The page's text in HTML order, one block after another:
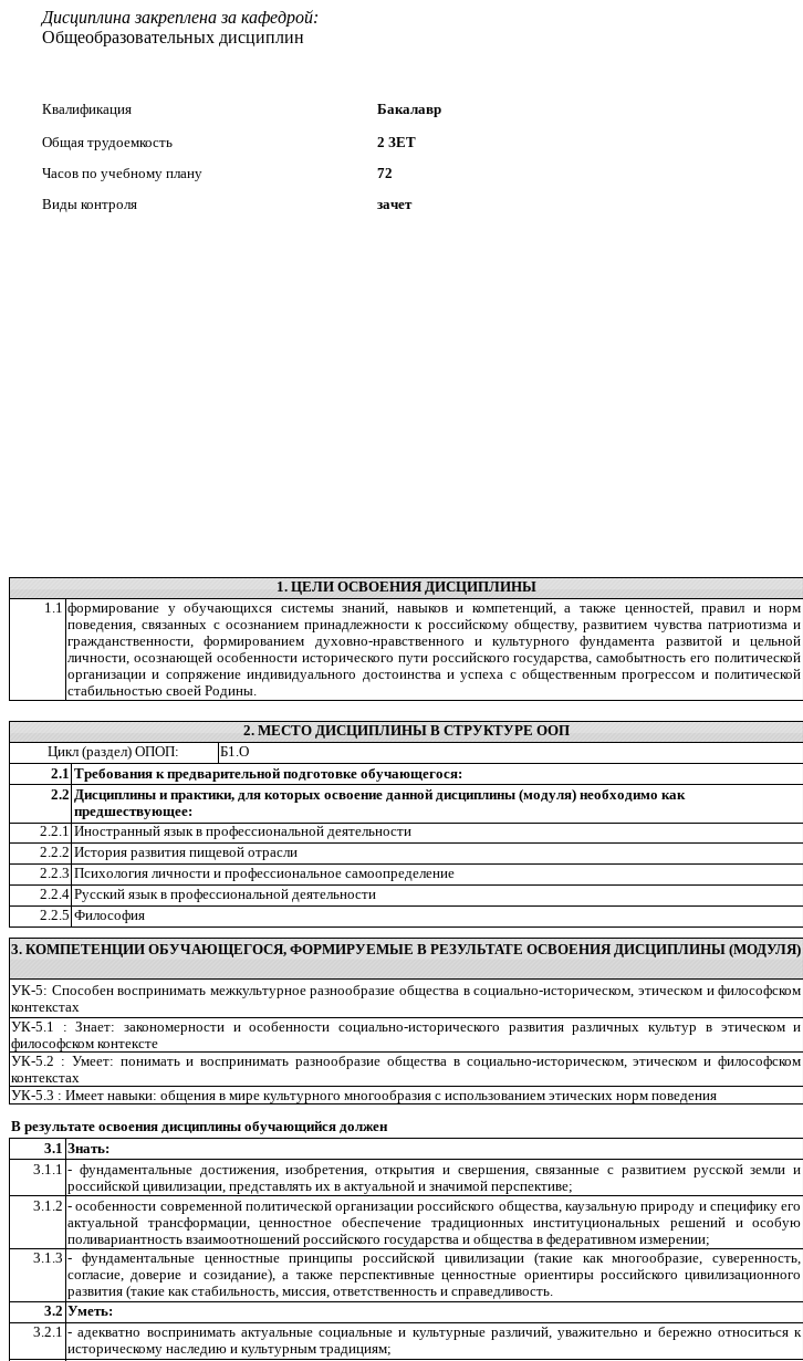
зачет
Виды контроля
Общая трудоемкость
Часов по учебному плану
2 ЗЕТ
Квалификация Бакалавр
72
Дисциплина закреплена за кафедрой:
Общеобразовательных дисциплин
1. ЦЕЛИ ОСВОЕНИЯ ДИСЦИПЛИНЫ
1.1 формирование у обучающихся системы знаний, навыков и компетенций, а также ценностей, правил и норм
поведения, связанных с осознанием принадлежности к российскому обществу, развитием чувства патриотизма и
гражданственности, формированием духовно-нравственного и культурного фундамента развитой и цельной
личности, осознающей особенности исторического пути российского государства, самобытность его политической
организации и сопряжение индивидуального достоинства и успеха с общественным прогрессом и политической
стабильностью своей Родины.
2. МЕСТО ДИСЦИПЛИНЫ В СТРУКТУРЕ ООП
Цикл (раздел) ОПОП:
Б1.О
2.1 Требования к предварительной подготовке обучающегося:
2.2 Дисциплины и практики, для которых освоение данной дисциплины (модуля) необходимо как
предшествующее:
2.2.1 Иностранный язык в профессиональной деятельности
2.2.2 История развития пищевой отрасли
2.2.3 Психология личности и профессиональное самоопределение
2.2.4 Русский язык в профессиональной деятельности
2.2.5 Философия
3. КОМПЕТЕНЦИИ ОБУЧАЮЩЕГОСЯ, ФОРМИРУЕМЫЕ В РЕЗУЛЬТАТЕ ОСВОЕНИЯ ДИСЦИПЛИНЫ (МОДУЛЯ)
УК-5: Способен воспринимать межкультурное разнообразие общества в социально-историческом, этическом и философском
контекстах
УК-5.1 : Знает: закономерности и особенности социально-исторического развития различных культур в этическом и
философском контексте
УК-5.2 : Умеет: понимать и воспринимать разнообразие общества в социально-историческом, этическом и философском
контекстах
УК-5.3 : Имеет навыки: общения в мире культурного многообразия с использованием этических норм поведения
В результате освоения дисциплины обучающийся должен
3.1 Знать:
3.1.1 - фундаментальные достижения, изобретения, открытия и свершения, связанные с развитием русской земли и
российской цивилизации, представлять их в актуальной и значимой перспективе;
3.1.2 - особенности современной политической организации российского общества, каузальную природу и специфику его
актуальной трансформации, ценностное обеспечение традиционных институциональных решений и особую
поливариантность взаимоотношений российского государства и общества в федеративном измерении;
3.1.3 - фундаментальные ценностные принципы российской цивилизации (такие как многообразие, суверенность,
согласие, доверие и созидание), а также перспективные ценностные ориентиры российского цивилизационного
развития (такие как стабильность, миссия, ответственность и справедливость.
3.2 Уметь:
3.2.1 - адекватно воспринимать актуальные социальные и культурные различий, уважительно и бережно относиться к
историческому наследию и культурным традициям;